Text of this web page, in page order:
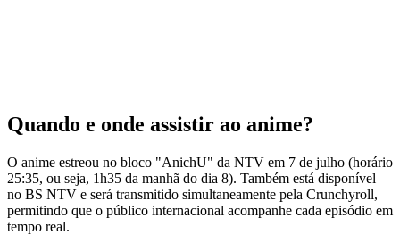
Quando e onde assistir ao anime?
O anime estreou no bloco "AnichU" da NTV em 7 de julho (horário
25:35, ou seja, 1h35 da manhã do dia 8). Também está disponível
no BS NTV e será transmitido simultaneamente pela Crunchyroll,
permitindo que o público internacional acompanhe cada episódio em
tempo real.